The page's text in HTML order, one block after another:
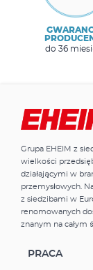
do 36
Grupa EHEIM z
wielkości
działającymi w
przemysłowych.
z siedzibami w
renomowanych
znanym na całym
PRACA